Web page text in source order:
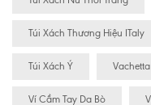
Túi Xách Thương Hiệu ITaly
Túi Xách Ý Vachetta
Ví Cầm Tay Da Bò